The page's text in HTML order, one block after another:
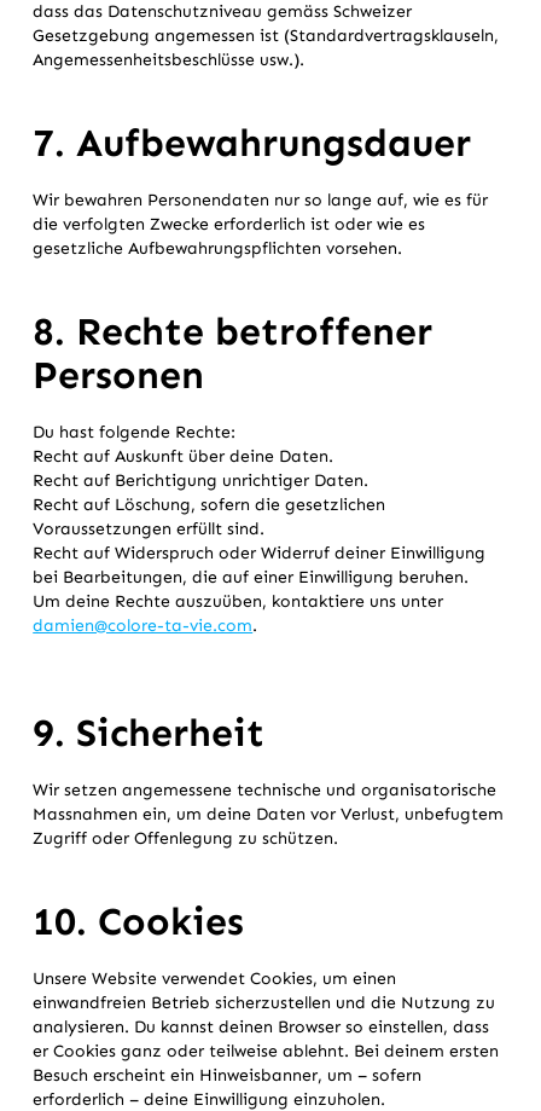
dass das Datenschutzniveau gemäss Schweizer
Gesetzgebung angemessen ist (Standardvertragsklauseln,
Angemessenheitsbeschlüsse usw.).
7. Aufbewahrungsdauer
Wir bewahren Personendaten nur so lange auf, wie es für
die verfolgten Zwecke erforderlich ist oder wie es
gesetzliche Aufbewahrungspflichten vorsehen.
8. Rechte betroffener
Personen
Du hast folgende Rechte:
Recht auf Auskunft über deine Daten.
Recht auf Berichtigung unrichtiger Daten.
Recht auf Löschung, sofern die gesetzlichen
Voraussetzungen erfüllt sind.
Recht auf Widerspruch oder Widerruf deiner Einwilligung
bei Bearbeitungen, die auf einer Einwilligung beruhen.
Um deine Rechte auszuüben, kontaktiere uns unter
damien@colore-ta-vie.com.
9. Sicherheit
Wir setzen angemessene technische und organisatorische
Massnahmen ein, um deine Daten vor Verlust, unbefugtem
Zugriff oder Offenlegung zu schützen.
10. Cookies
Unsere Website verwendet Cookies, um einen
einwandfreien Betrieb sicherzustellen und die Nutzung zu
analysieren. Du kannst deinen Browser so einstellen, dass
er Cookies ganz oder teilweise ablehnt. Bei deinem ersten
Besuch erscheint ein Hinweisbanner, um – sofern
erforderlich – deine Einwilligung einzuholen.